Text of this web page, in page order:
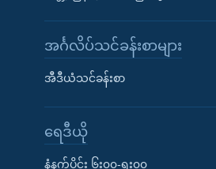
အင်္ဂလိပ်သင်ခန်းစာများ
အီဒီယံသင်ခန်းစာ
ရေဒီယို
နံနက်ပိုင်း ၆း၀၀-ရး၀၀